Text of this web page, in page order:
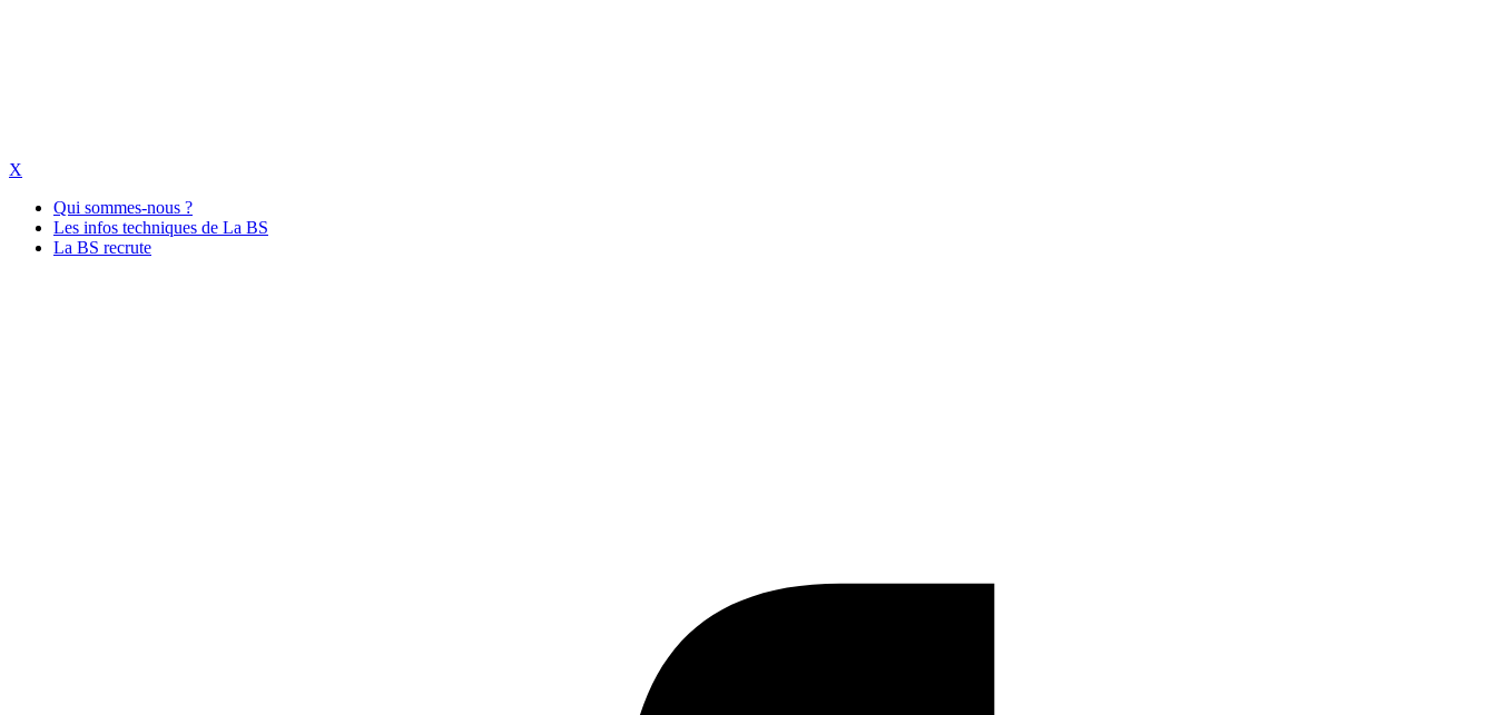
X
Qui sommes-nous ?
Les infos techniques de La BS
La BS recrute